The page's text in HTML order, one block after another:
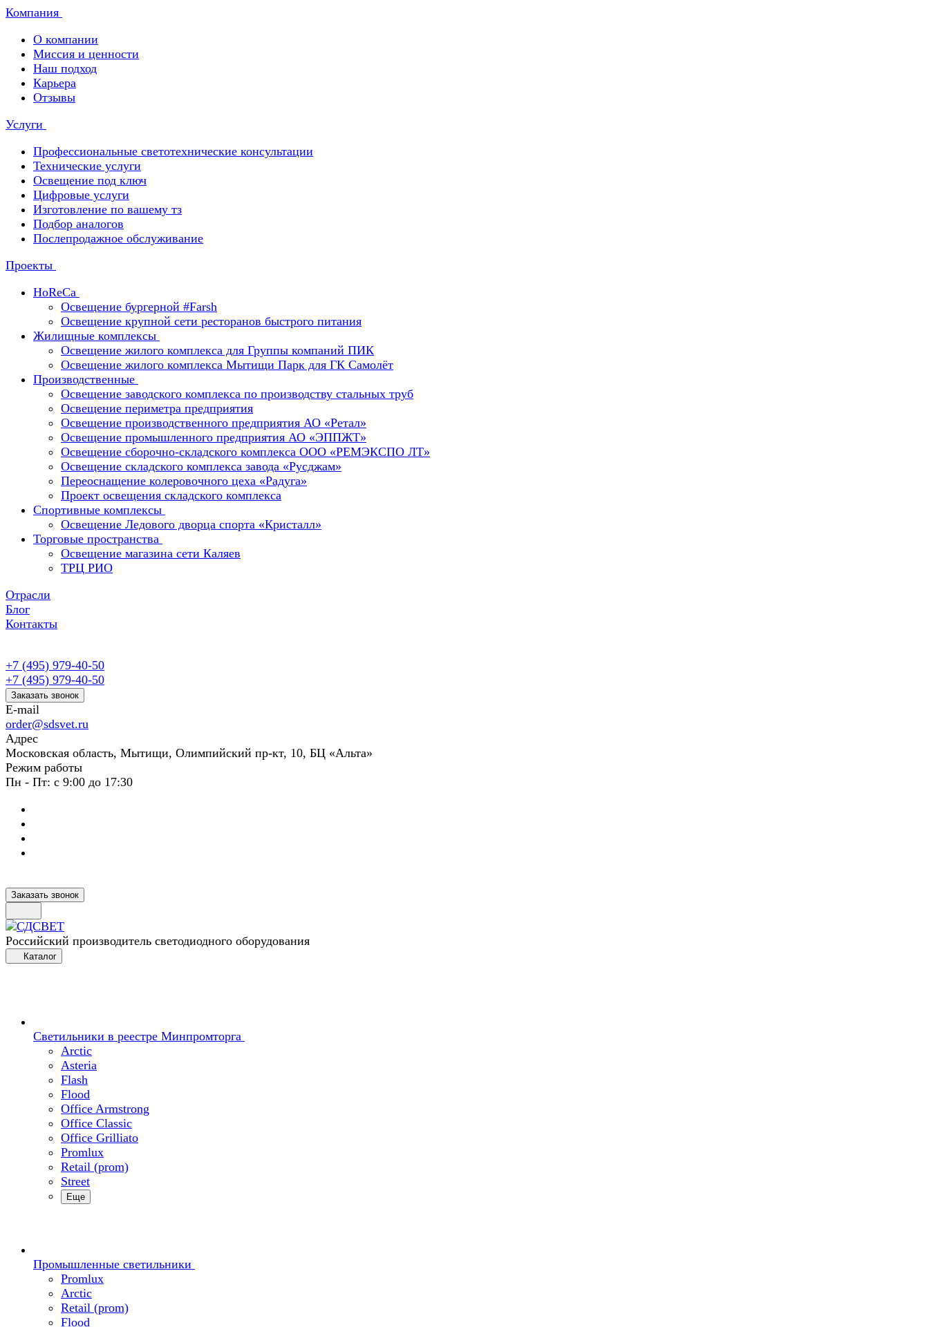
Компания
О компании
Миссия и ценности
Наш подход
Карьера
Отзывы
Услуги
Профессиональные светотехнические консультации
Технические услуги
Освещение под ключ
Цифровые услуги
Изготовление по вашему тз
Подбор аналогов
Послепродажное обслуживание
Проекты
HoReCa
Освещение бургерной #Farsh
Освещение крупной сети ресторанов быстрого питания
Жилищные комплексы
Освещение жилого комплекса для Группы компаний ПИК
Освещение жилого комплекса Мытищи Парк для ГК Самолёт
Производственные
Освещение заводского комплекса по производству стальных труб
Освещение периметра предприятия
Освещение производственного предприятия АО «Ретал»
Освещение промышленного предприятия АО «ЭППЖТ»
Освещение сборочно-складского комплекса ООО «РЕМЭКСПО ЛТ»
Освещение складского комплекса завода «Русджам»
Переоснащение колеровочного цеха «Радуга»
Проект освещения складского комплекса
Спортивные комплексы
Освещение Ледового дворца спорта «Кристалл»
Торговые пространства
Освещение магазина сети Каляев
ТРЦ РИО
Отрасли
Блог
Контакты
+7 (495) 979-40-50
+7 (495) 979-40-50
Заказать звонок
E-mail
order@sdsvet.ru
Адрес
Московская область, Мытищи, Олимпийский пр-кт, 10, БЦ «Альта»
Режим работы
Пн - Пт: с 9:00 до 17:30
Заказать звонок
Российский производитель светодиодного оборудования
Каталог
Светильники в реестре Минпромторга
Arctic
Asteria
Flash
Flood
Office Armstrong
Office Classic
Office Grilliato
Promlux
Retail (prom)
Street
Еще
Промышленные светильники
Promlux
Arctic
Retail (prom)
Flood